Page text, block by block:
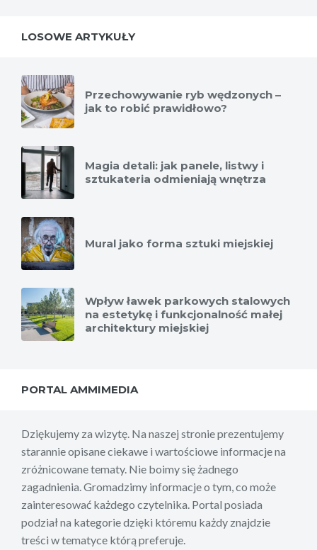
LOSOWE ARTYKUŁY
Przechowywanie ryb wędzonych –
jak to robić prawidłowo?
Magia detali: jak panele, listwy i
sztukateria odmieniają wnętrza
Mural jako forma sztuki miejskiej
Wpływ ławek parkowych stalowych
na estetykę i funkcjonalność małej
architektury miejskiej
PORTAL AMMIMEDIA
Dziękujemy za wizytę. Na naszej stronie prezentujemy
starannie opisane ciekawe i wartościowe informacje na
zróżnicowane tematy. Nie boimy się żadnego
zagadnienia. Gromadzimy informacje o tym, co może
zainteresować każdego czytelnika. Portal posiada
podział na kategorie dzięki któremu każdy znajdzie
treści w tematyce którą preferuje.